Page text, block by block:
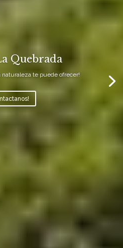
Quebrada
naturaleza te puede ofrecer!